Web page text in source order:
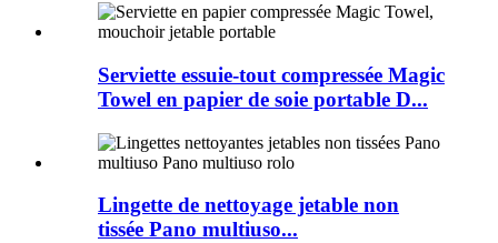
Serviette essuie-tout compressée Magic
Towel en papier de soie portable D...
Lingette de nettoyage jetable non
tissée Pano multiuso...